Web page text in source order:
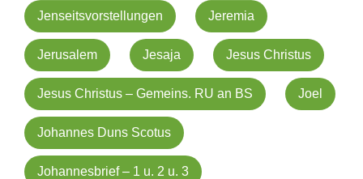
Jenseitsvorstellungen Jeremia
Jerusalem Jesaja Jesus Christus
Jesus Christus – Gemeins. RU an BS Joel
Johannes Duns Scotus
Johannesbrief – 1 u. 2 u. 3